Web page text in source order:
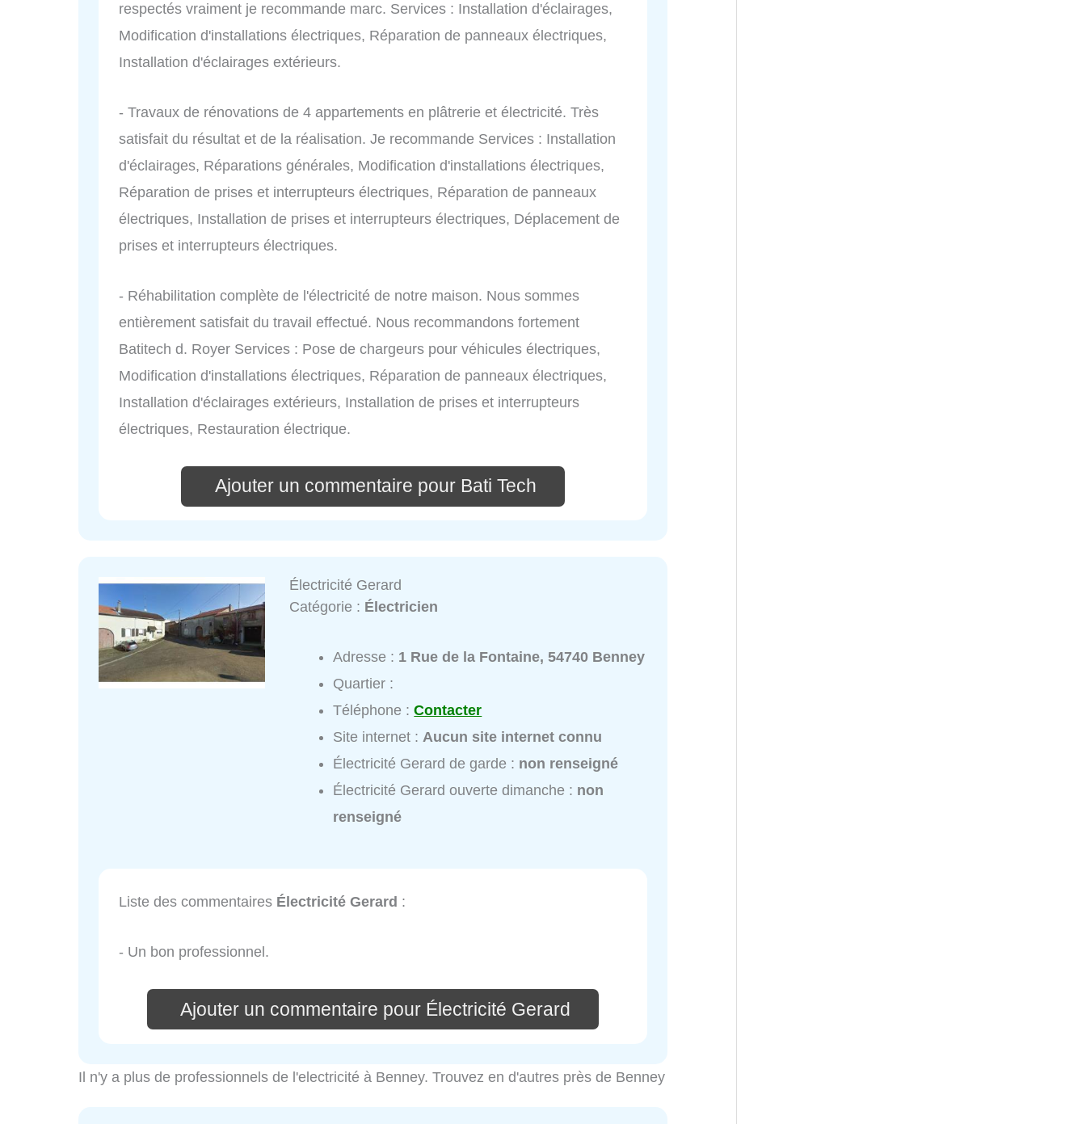
respectés vraiment je recommande marc. Services : Installation d'éclairages,
Modification d'installations électriques, Réparation de panneaux électriques,
Installation d'éclairages extérieurs.
- Travaux de rénovations de 4 appartements en plâtrerie et électricité. Très
satisfait du résultat et de la réalisation. Je recommande Services : Installation
d'éclairages, Réparations générales, Modification d'installations électriques,
Réparation de prises et interrupteurs électriques, Réparation de panneaux
électriques, Installation de prises et interrupteurs électriques, Déplacement de
prises et interrupteurs électriques.
- Réhabilitation complète de l'électricité de notre maison. Nous sommes
entièrement satisfait du travail effectué. Nous recommandons fortement
Batitech d. Royer Services : Pose de chargeurs pour véhicules électriques,
Modification d'installations électriques, Réparation de panneaux électriques,
Installation d'éclairages extérieurs, Installation de prises et interrupteurs
électriques, Restauration électrique.
Ajouter un commentaire pour Bati Tech
Électricité Gerard
Catégorie : Électricien
Adresse : 1 Rue de la Fontaine, 54740 Benney
Quartier :
Téléphone :Contacter
Site internet :Aucun site internet connu
Électricité Gerard de garde : non renseigné
Électricité Gerard ouverte dimanche : non
renseigné
Liste des commentaires Électricité Gerard :
- Un bon professionnel.
Ajouter un commentaire pour Électricité Gerard
Il n'y a plus de professionnels de l'electricité à Benney. Trouvez en d'autres près de Benney